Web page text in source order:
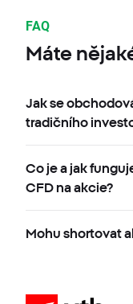
FAQ
Máte
Jak se
tradičního
Co je a jak
CFD na akcie?
Mohu shortovat